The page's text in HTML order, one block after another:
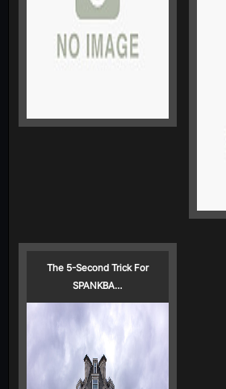
The 5-Second Trick For
SPANKBA…